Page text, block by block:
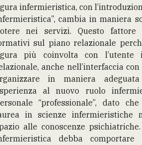
infermieristica, con
cambia in maniera
nei servizi. Questo
sul piano relazionale
più coinvolta con
anche nell’interfaccia
in maniera
al nuovo ruolo
“professionale”, dato
in scienze infermieristiche
alle conoscenze
debba